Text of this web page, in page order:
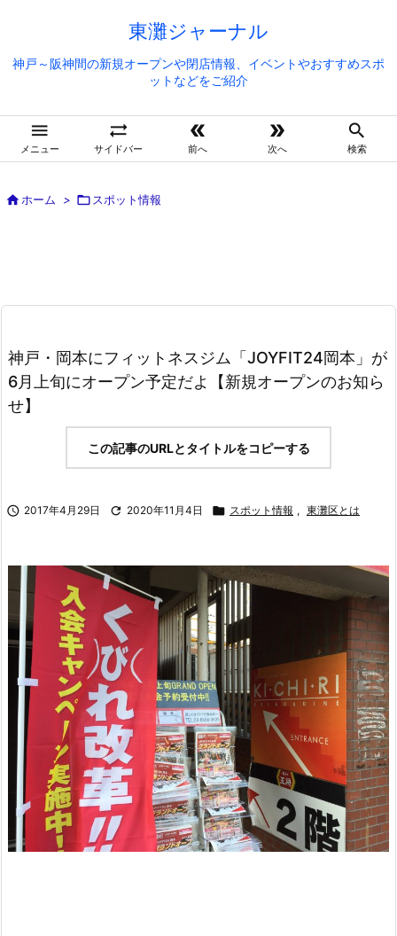
東灘ジャーナル
神戸～阪神間の新規オープンや閉店情報、イベントやおすすめスポ
ットなどをご紹介

メニュー

サイドバー

前へ

次へ

検索
ホーム >  スポット情報
神戸・岡本にフィットネスジム「JOYFIT24岡本」が
6月上旬にオープン予定だよ【新規オープンのお知ら
せ】
この記事のURLとタイトルをコピーする
 2017年4月29日  2020年11月4日  スポット情報 , 東灘区とは